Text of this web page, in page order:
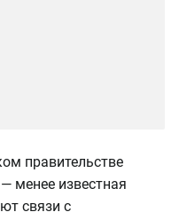
правительстве
— менее известная
связи с